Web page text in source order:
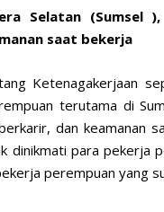
Selatan (Sumsel
saat bekerja
Ketenagakerjaan
terutama di
dan keamanan
dinikmati para pekerja
perempuan yang